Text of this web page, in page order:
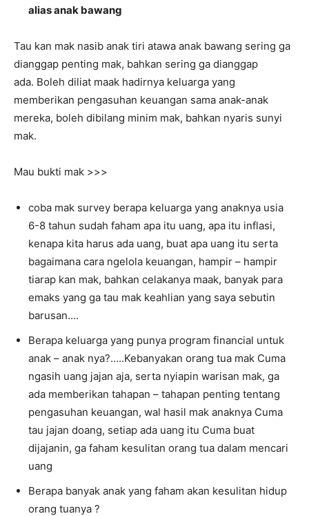
alias anak bawang
Tau kan mak nasib anak tiri atawa anak bawang sering ga
dianggap penting mak, bahkan sering ga dianggap
ada. Boleh diliat maak hadirnya keluarga yang
memberikan pengasuhan keuangan sama anak-anak
mereka, boleh dibilang minim mak, bahkan nyaris sunyi
mak.
Mau bukti mak >>>
coba mak survey berapa keluarga yang anaknya usia
6-8 tahun sudah faham apa itu uang, apa itu inflasi,
kenapa kita harus ada uang, buat apa uang itu serta
bagaimana cara ngelola keuangan, hampir – hampir
tiarap kan mak, bahkan celakanya maak, banyak para
emaks yang ga tau mak keahlian yang saya sebutin
barusan….
Berapa keluarga yang punya program financial untuk
anak – anak nya?…..Kebanyakan orang tua mak Cuma
ngasih uang jajan aja, serta nyiapin warisan mak, ga
ada memberikan tahapan – tahapan penting tentang
pengasuhan keuangan, wal hasil mak anaknya Cuma
tau jajan doang, setiap ada uang itu Cuma buat
dijajanin, ga faham kesulitan orang tua dalam mencari
uang
Berapa banyak anak yang faham akan kesulitan hidup
orang tuanya ?